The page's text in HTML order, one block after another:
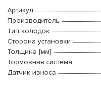
Артикул
Производитель
Тип колодок
Сторона установки
Толщина [мм]
Тормозная система
Датчик износа